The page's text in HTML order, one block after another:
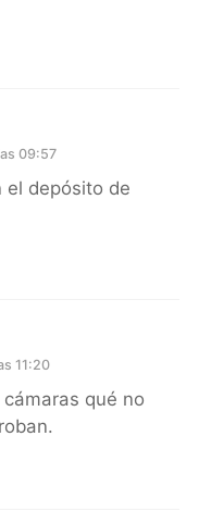
09:57
el depósito de
11:20
qué no